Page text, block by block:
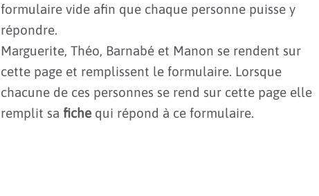
formulaire vide afin que chaque personne puisse y
répondre.
Marguerite, Théo, Barnabé et Manon se rendent sur
cette page et remplissent le formulaire. Lorsque
chacune de ces personnes se rend sur cette page elle
remplit sa fiche qui répond à ce formulaire.